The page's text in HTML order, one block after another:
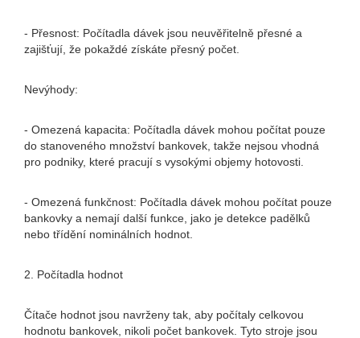
- Přesnost: Počítadla dávek jsou neuvěřitelně přesné a
zajišťují, že pokaždé získáte přesný počet.
Nevýhody:
- Omezená kapacita: Počítadla dávek mohou počítat pouze
do stanoveného množství bankovek, takže nejsou vhodná
pro podniky, které pracují s vysokými objemy hotovosti.
- Omezená funkčnost: Počítadla dávek mohou počítat pouze
bankovky a nemají další funkce, jako je detekce padělků
nebo třídění nominálních hodnot.
2. Počítadla hodnot
Čítače hodnot jsou navrženy tak, aby počítaly celkovou
hodnotu bankovek, nikoli počet bankovek. Tyto stroje jsou